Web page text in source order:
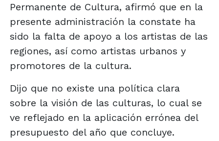
Permanente de Cultura, afirmó que en la
presente administración la constate ha
sido la falta de apoyo a los artistas de las
regiones, así como artistas urbanos y
promotores de la cultura.
Dijo que no existe una política clara
sobre la visión de las culturas, lo cual se
ve reflejado en la aplicación errónea del
presupuesto del año que concluye.